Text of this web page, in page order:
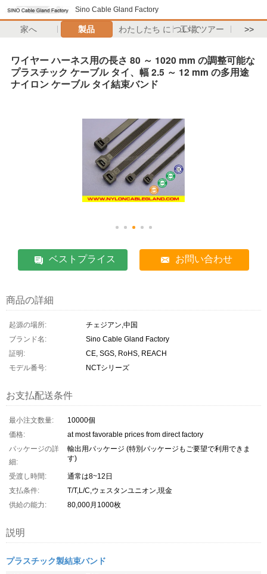
Sino Cable Gland Factory
家へ 製品 わたしたち に つい て工場 ツアー >>
ワイヤー ハーネス用の長さ 80 ～ 1020 mm の調整可能な
プラスチック ケーブル タイ、幅 2.5 ～ 12 mm の多用途
ナイロン ケーブル タイ結束バンド
ベストプライス お問い合わせ
商品の詳細
起源の場所:
チェジアン,中国
ブランド名:
Sino Cable Gland Factory
証明:
CE, SGS, RoHS, REACH
モデル番号:
NCTシリーズ
お支払配送条件
最小注文数量:
10000個
価格:
at most favorable prices from direct factory
パッケージの詳
細:
輸出用パッケージ (特別パッケージもご要望で利用できま
す)
受渡し時間:
通常は8~12日
支払条件:
T/T,L/C,ウェスタンユニオン,現金
供給の能力:
80,000月1000枚
説明
プラスチック製結束バンド